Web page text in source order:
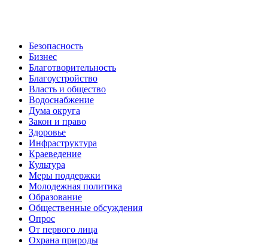
Безопасность
Бизнес
Благотворительность
Благоустройство
Власть и общество
Водоснабжение
Дума округа
Закон и право
Здоровье
Инфраструктура
Краеведение
Культура
Меры поддержки
Молодежная политика
Образование
Общественные обсуждения
Опрос
От первого лица
Охрана природы